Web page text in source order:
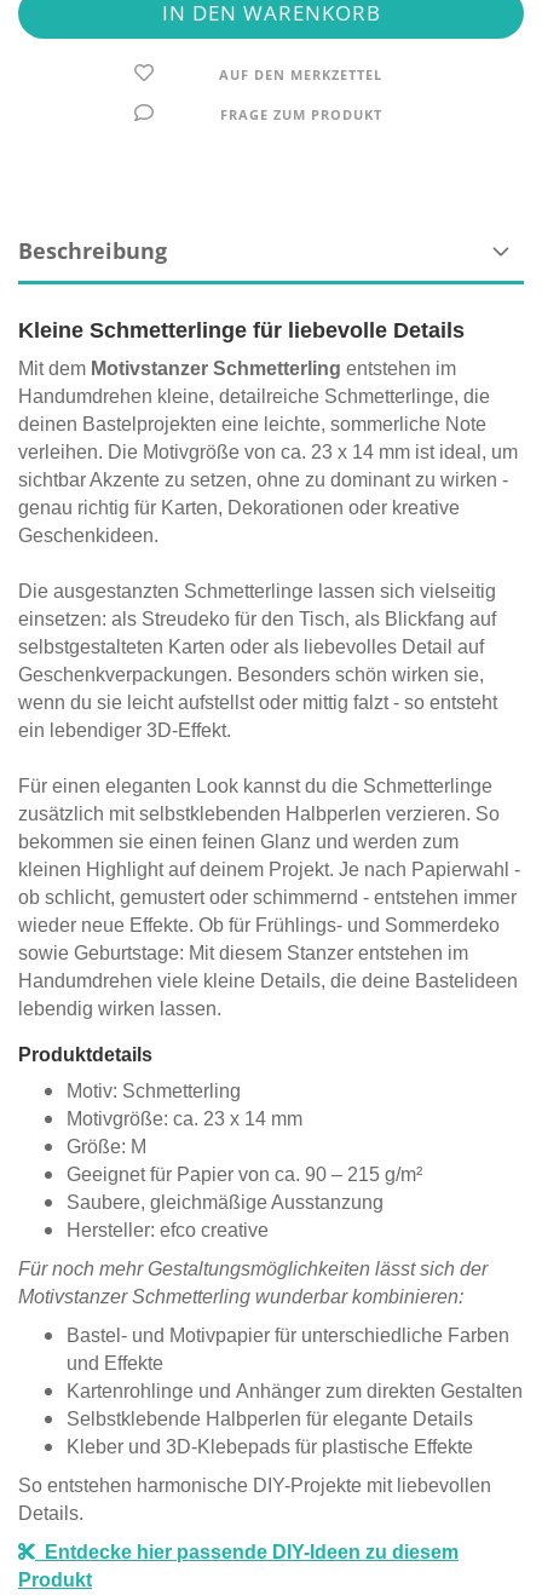
AUF DEN MERKZETTEL
FRAGE ZUM PRODUKT
Beschreibung
Kleine Schmetterlinge für liebevolle Details
Mit dem Motivstanzer Schmetterling entstehen im
Handumdrehen kleine, detailreiche Schmetterlinge, die
deinen Bastelprojekten eine leichte, sommerliche Note
verleihen. Die Motivgröße von ca. 23 x 14 mm ist ideal, um
sichtbar Akzente zu setzen, ohne zu dominant zu wirken -
genau richtig für Karten, Dekorationen oder kreative
Geschenkideen.
Die ausgestanzten Schmetterlinge lassen sich vielseitig
einsetzen: als Streudeko für den Tisch, als Blickfang auf
selbstgestalteten Karten oder als liebevolles Detail auf
Geschenkverpackungen. Besonders schön wirken sie,
wenn du sie leicht aufstellst oder mittig falzt - so entsteht
ein lebendiger 3D-Effekt.
Für einen eleganten Look kannst du die Schmetterlinge
zusätzlich mit selbstklebenden Halbperlen verzieren. So
bekommen sie einen feinen Glanz und werden zum
kleinen Highlight auf deinem Projekt. Je nach Papierwahl -
ob schlicht, gemustert oder schimmernd - entstehen immer
wieder neue Effekte. Ob für Frühlings- und Sommerdeko
sowie Geburtstage: Mit diesem Stanzer entstehen im
Handumdrehen viele kleine Details, die deine Bastelideen
lebendig wirken lassen.
Produktdetails
Motiv: Schmetterling
Motivgröße: ca. 23 x 14 mm
Größe: M
Geeignet für Papier von ca. 90 – 215 g/m²
Saubere, gleichmäßige Ausstanzung
Hersteller: efco creative
Für noch mehr Gestaltungsmöglichkeiten lässt sich der
Motivstanzer Schmetterling wunderbar kombinieren:
Bastel- und Motivpapier für unterschiedliche Farben
und Effekte
Kartenrohlinge und Anhänger zum direkten Gestalten
Selbstklebende Halbperlen für elegante Details
Kleber und 3D-Klebepads für plastische Effekte
So entstehen harmonische DIY-Projekte mit liebevollen
Details.
Entdecke hier passende DIY-Ideen zu diesem
Produkt